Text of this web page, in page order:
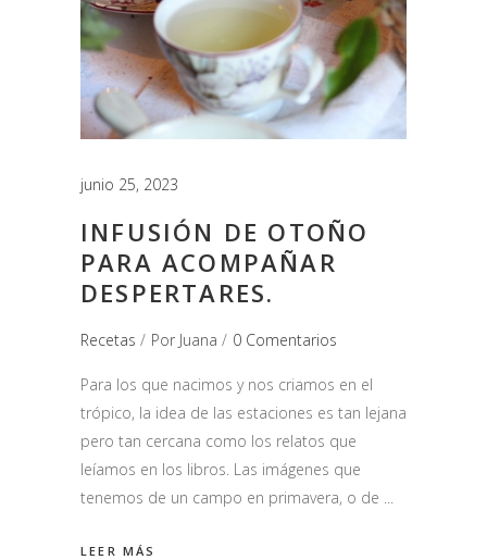
junio 25, 2023
INFUSIÓN DE OTOÑO
PARA ACOMPAÑAR
DESPERTARES.
Recetas Por Juana 0 Comentarios
Para los que nacimos y nos criamos en el
trópico, la idea de las estaciones es tan lejana
pero tan cercana como los relatos que
leíamos en los libros. Las imágenes que
tenemos de un campo en primavera, o de
LEER MÁS